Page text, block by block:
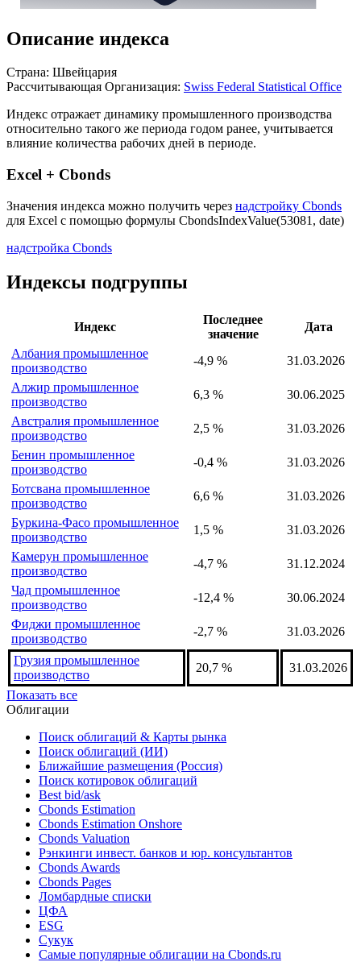
Описание индекса
Страна: Швейцария
Рассчитывающая Организация: Swiss Federal Statistical Office
Индекс отражает динамику промышленного производства
относительно такого же периода годом ранее, учитывается
влияние количества рабочих дней в периоде.
Excel + Cbonds
Значения индекса можно получить через надстройку Cbonds
для Excel с помощью формулы CbondsIndexValue(53081, date)
надстройка Cbonds
Индексы подгруппы
Индекс
Последнее
значение
Дата
Албания промышленное
производство
-4,9 %
31.03.2026
Алжир промышленное
производство
6,3 %
30.06.2025
Австралия промышленное
производство
2,5 %
31.03.2026
Бенин промышленное
производство
-0,4 %
31.03.2026
Ботсвана промышленное
производство
6,6 %
31.03.2026
Буркина-Фасо промышленное
производство
1,5 %
31.03.2026
Камерун промышленное
производство
-4,7 %
31.12.2024
Чад промышленное
производство
-12,4 %
30.06.2024
Фиджи промышленное
производство
-2,7 % 31.03.2026
Грузия промышленное
производство
20,7 %
31.03.2026
Показать все
Облигации
Поиск облигаций & Карты рынка
Поиск облигаций (ИИ)
Ближайшие размещения (Россия)
Поиск котировок облигаций
Best bid/ask
Cbonds Estimation
Cbonds Estimation Onshore
Cbonds Valuation
Рэнкинги инвест. банков и юр. консультантов
Cbonds Awards
Cbonds Pages
Ломбардные списки
ЦФА
ESG
Сукук
Самые популярные облигации на Cbonds.ru